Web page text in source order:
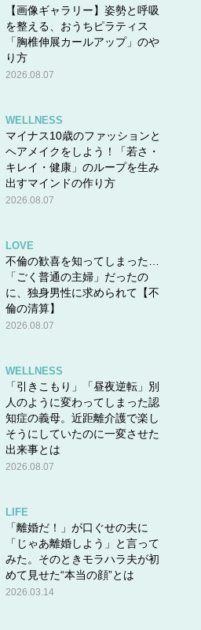
【画像ギャラリー】姿勢と呼吸
を整える、おうちピラティス
「胸椎伸展カールアップ」のや
り方
2026.08.07
WELLNESS
マイナス10歳のファッションと
ヘアメイクをしよう！「若さ・
キレイ・健康」のループを生み
出すマインドの作り方
2026.08.07
LOVE
不倫の歓喜を知ってしまった…
「ごく普通の主婦」だったの
に、独身男性に求められて【不
倫の清算】
2026.08.07
WELLNESS
「引きこもり」「昼夜逆転」別
人のように変わってしまった認
知症の義母。近距離介護で楽し
そうにしていたのに一変させた
出来事とは
2026.08.07
LIFE
「離婚だ！」が口ぐせの夫に
「じゃあ離婚しよう」と言って
みた。そのときモラハラ夫が初
めて見せた“本当の顔”とは
2026.03.14